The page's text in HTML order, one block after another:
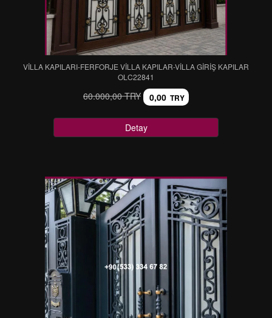
VİLLA KAPILARI-FERFORJE VİLLA KAPILAR-VİLLA GİRİŞ KAPILAR
OLC22841
60.000,00 TRY 0,00 TRY
Detay